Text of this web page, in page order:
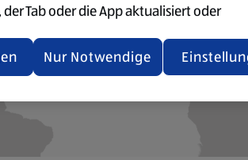
Tab oder die App aktualisiert oder
wieder geöffnet werden.
stellen wir dir in unserer
Nur Notwendige